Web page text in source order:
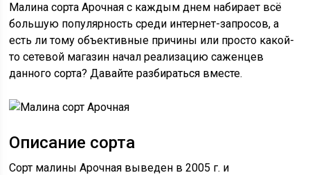
Малина сорта Арочная с каждым днем набирает всё
большую популярность среди интернет-запросов, а
есть ли тому объективные причины или просто какой-
то сетевой магазин начал реализацию саженцев
данного сорта? Давайте разбираться вместе.
Описание сорта
Сорт малины Арочная выведен в 2005 г. и